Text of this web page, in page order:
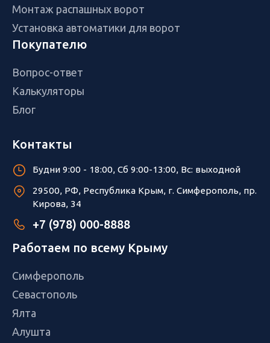
Монтаж распашных ворот
Установка автоматики для ворот
Покупателю
Вопрос-ответ
Калькуляторы
Блог
Контакты
Будни 9:00 - 18:00, Сб 9:00-13:00, Вс: выходной
29500, РФ, Республика Крым, г. Симферополь, пр.
Кирова, 34
+7 (978) 000-8888
Работаем по всему Крыму
Симферополь
Севастополь
Ялта
Алушта